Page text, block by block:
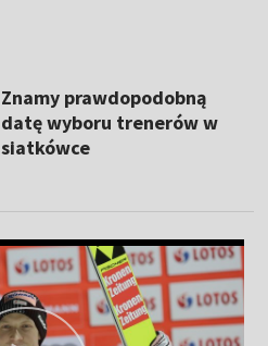
Znamy prawdopodobną
datę wyboru trenerów w
siatkówce